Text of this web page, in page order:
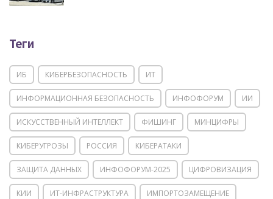
Теги
ИБ КИБЕРБЕЗОПАСНОСТЬ ИТ
ИНФОРМАЦИОННАЯ БЕЗОПАСНОСТЬ ИНФОФОРУМ ИИ
ИСКУССТВЕННЫЙ ИНТЕЛЛЕКТ ФИШИНГ МИНЦИФРЫ
КИБЕРУГРОЗЫ РОССИЯ КИБЕРАТАКИ
ЗАЩИТА ДАННЫХ ИНФОФОРУМ-2025 ЦИФРОВИЗАЦИЯ
КИИ ИТ-ИНФРАСТРУКТУРА ИМПОРТОЗАМЕЩЕНИЕ